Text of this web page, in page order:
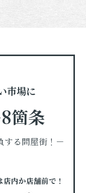
市場に
箇条
する問屋街！－
店内か店舗前で！